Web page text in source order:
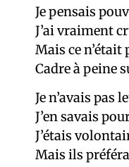
Je pensais
J’ai vraiment
Mais ce
Cadre à peine
Je n’avais pas
J’en savais
J’étais
Mais ils